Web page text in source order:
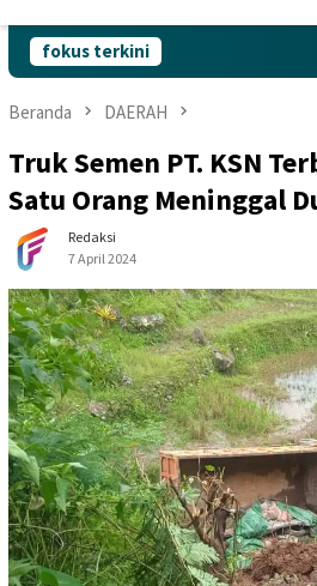
fokus terkini
Beranda DAERAH
Truk Semen PT. KSN
Satu Orang Meninggal
Redaksi
7 April 2024